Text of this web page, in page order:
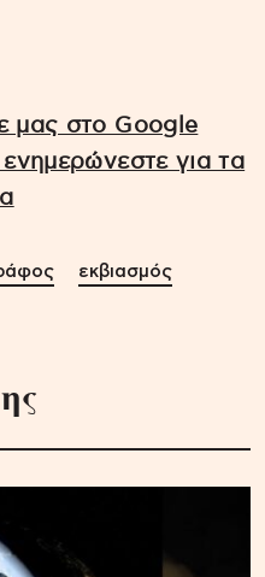
μας στο Google
για τα
εκβιασμός